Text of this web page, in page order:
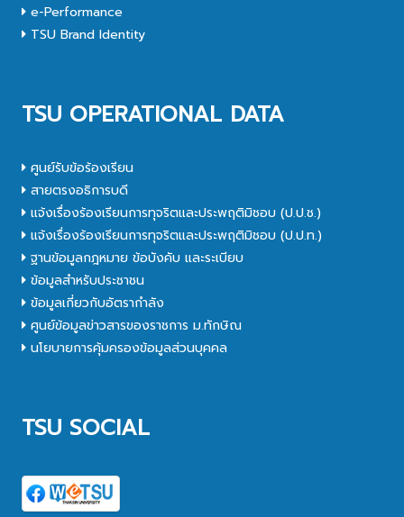
e-Performance
TSU Brand Identity
TSU OPERATIONAL DATA
ศูนย์รับข้อร้องเรียน
สายตรงอธิการบดี
แจ้งเรื่องร้องเรียนการทุจริตและประพฤติมิชอบ (ป.ป.ช.)
แจ้งเรื่องร้องเรียนการทุจริตและประพฤติมิชอบ (ป.ป.ท.)
ฐานข้อมูลกฎหมาย ข้อบังคับ และระเบียบ
ข้อมูลสำหรับประชาชน
ข้อมูลเกี่ยวกับอัตรากำลัง
ศูนย์ข้อมูลข่าวสารของราชการ ม.ทักษิณ
นโยบายการคุ้มครองข้อมูลส่วนบุคคล
TSU SOCIAL